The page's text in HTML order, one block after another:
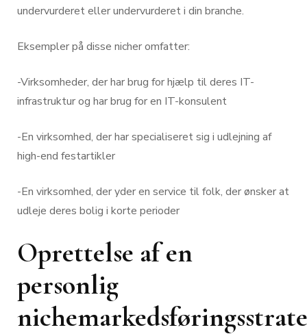
undervurderet eller undervurderet i din branche.
Eksempler på disse nicher omfatter:
-Virksomheder, der har brug for hjælp til deres IT-
infrastruktur og har brug for en IT-konsulent
-En virksomhed, der har specialiseret sig i udlejning af
high-end festartikler
-En virksomhed, der yder en service til folk, der ønsker at
udleje deres bolig i korte perioder
Oprettelse af en
personlig